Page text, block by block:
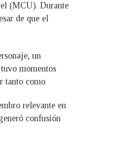
(MCU). Durante
de que el
un
momentos
tanto como
relevante en
confusión